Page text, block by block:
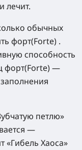
лечит.
обычных
форт(Forte) .
способность
форт(Forte) —
петлю»
—
«Гибель Хаоса»